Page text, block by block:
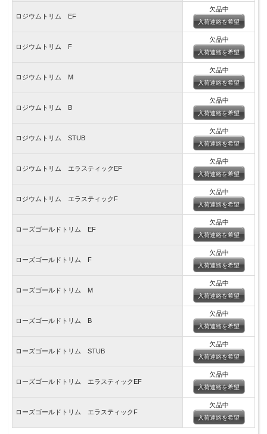
ロジウムトリム EF
欠品中
入荷連絡を希望
ロジウムトリム F
欠品中
入荷連絡を希望
ロジウムトリム M
欠品中
入荷連絡を希望
ロジウムトリム B
欠品中
入荷連絡を希望
ロジウムトリム STUB
欠品中
入荷連絡を希望
ロジウムトリム エラスティックEF
欠品中
入荷連絡を希望
ロジウムトリム エラスティックF
欠品中
入荷連絡を希望
ローズゴールドトリム EF
欠品中
入荷連絡を希望
ローズゴールドトリム F
欠品中
入荷連絡を希望
ローズゴールドトリム M
欠品中
入荷連絡を希望
ローズゴールドトリム B
欠品中
入荷連絡を希望
ローズゴールドトリム STUB
欠品中
入荷連絡を希望
ローズゴールドトリム エラスティックEF
欠品中
入荷連絡を希望
ローズゴールドトリム エラスティックF
欠品中
入荷連絡を希望